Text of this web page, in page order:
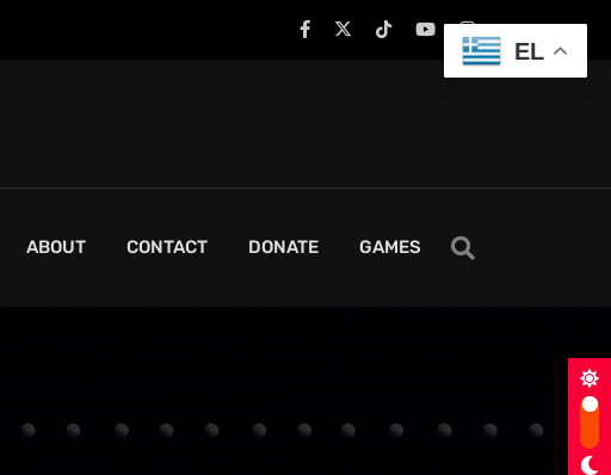
ABOUT CONTACT DONATE GAMES
EL